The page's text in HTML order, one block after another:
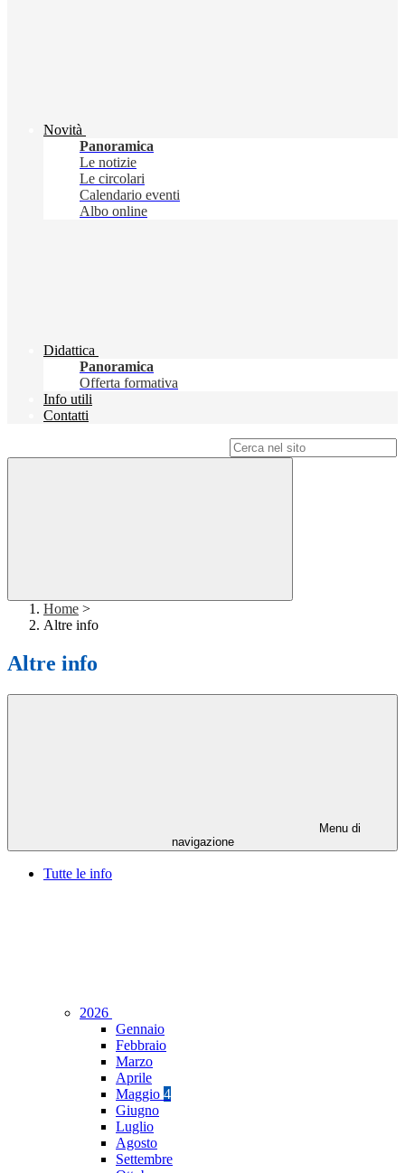
Novità
Panoramica
Le notizie
Le circolari
Calendario eventi
Albo online
Didattica
Panoramica
Offerta formativa
Info utili
Contatti
Home >
Altre info
Altre info
Menu di
navigazione
Tutte le info
2026
Gennaio
Febbraio
Marzo
Aprile
Maggio 4
Giugno
Luglio
Agosto
Settembre